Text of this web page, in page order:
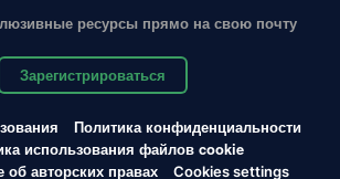
ресурсы прямо на свою почту
Зарегистрироваться
Политика конфиденциальности
использования файлов cookie
авторских правах
Cookies settings